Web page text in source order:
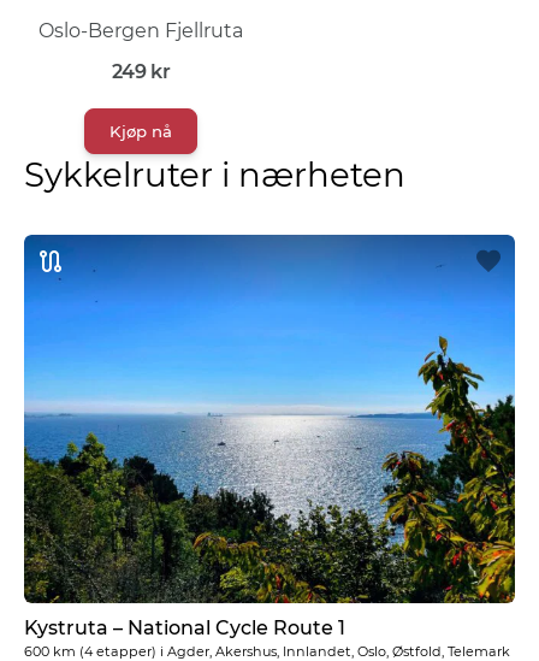
Oslo-Bergen Fjellruta
249 kr
Kjøp nå
Sykkelruter i nærheten
Kystruta – National Cycle Route 1
600 km (4 etapper) i Agder, Akershus, Innlandet, Oslo, Østfold, Telemark